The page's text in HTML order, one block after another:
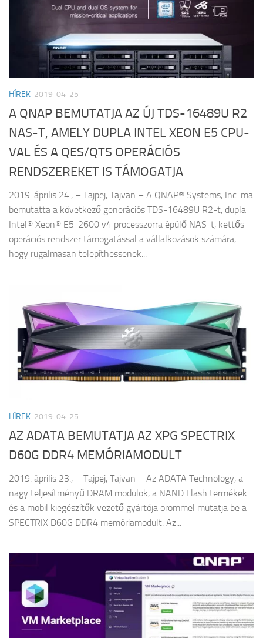
HÍREK 2019-04-25
A QNAP BEMUTATJA AZ ÚJ TDS-16489U R2
NAS-T, AMELY DUPLA INTEL XEON E5 CPU-
VAL ÉS A QES/QTS OPERÁCIÓS
RENDSZEREKET IS TÁMOGATJA
2019. április 24., – Tajpej, Tajvan – A QNAP® Systems, Inc. ma
bemutatta a következő generációs TDS-16489U R2-t, dupla
Intel® Xeon® E5-2600 v4 processzorra épülő NAS-t, kettős
operációs rendszer támogatással a vállalkozások számára,
hogy rugalmasan telepíthessenek...
HÍREK 2019-04-25
AZ ADATA BEMUTATJA AZ XPG SPECTRIX
D60G DDR4 MEMÓRIAMODULT
2019. április 23., – Tajpej, Tajvan – Az ADATA Technology, a
nagy teljesítményű DRAM modulok, a NAND Flash termékek
és a mobil kiegészítők vezető gyártója örömmel mutatja be a
SPECTRIX D60G DDR4 memóriamodult. Az...